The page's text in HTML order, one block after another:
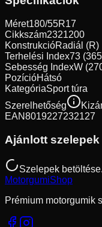
Méret180/55R17
Cikkszám2321200
KonstrukcióRadiál (R)
Terhelési Index73
Sebesség IndexW
PozícióHátsó
KategóriaSport túra
Szerelhetőség
EAN8019227232127
Ajánlott szelepek
Szelepek
MotorgumiShop
Prémium motorgumik